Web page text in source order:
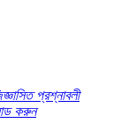
প্রশ্নাবলী
করুন